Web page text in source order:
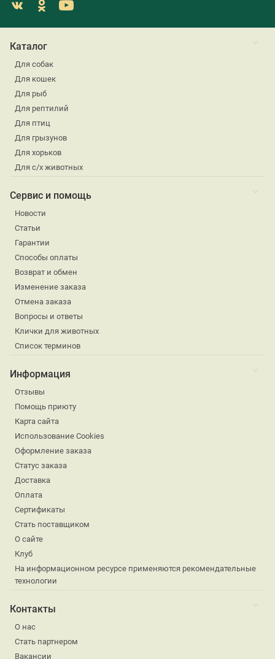
Каталог
Для собак
Для кошек
Для рыб
Для рептилий
Для птиц
Для грызунов
Для хорьков
Для с/х животных
Сервис и помощь
Новости
Статьи
Гарантии
Способы оплаты
Возврат и обмен
Изменение заказа
Отмена заказа
Вопросы и ответы
Клички для животных
Список терминов
Информация
Отзывы
Помощь приюту
Карта сайта
Использование Cookies
Оформление заказа
Статус заказа
Доставка
Оплата
Сертификаты
Стать поставщиком
О сайте
Клуб
На информационном ресурсе применяются рекомендательные
технологии
Контакты
О нас
Стать партнером
Вакансии